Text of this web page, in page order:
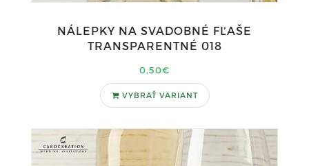
NÁLEPKY NA SVADOBNÉ FĽAŠE
TRANSPARENTNÉ 018
0,50€
VYBRAŤ VARIANT